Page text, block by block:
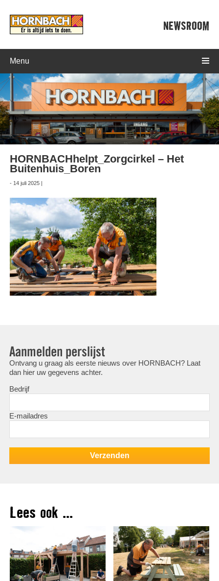
NEWSROOM
Menu
HORNBACHhelpt_Zorgcirkel – Het
Buitenhuis_Boren
- 14 juli 2025 |
Aanmelden perslijst
Ontvang u graag als eerste nieuws over HORNBACH? Laat
dan hier uw gegevens achter.
Bedrijf
E-mailadres
Lees ook ...